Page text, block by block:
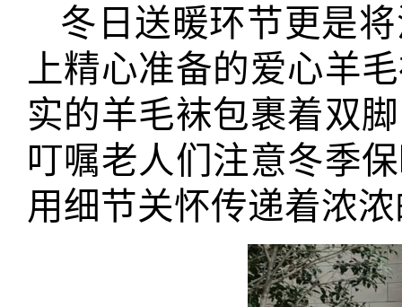
冬日送暖环节更是
上精心准备的爱心羊
实的羊毛袜包裹着双
叮嘱老人们注意冬季
用细节关怀传递着浓